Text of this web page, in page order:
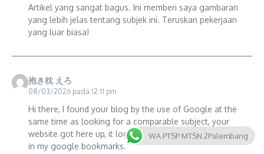
Artikel yang sangat bagus. Ini memberi saya gambaran
yang lebih jelas tentang subjek ini. Teruskan pekerjaan
yang luar biasa!
抱き枕 えろ
08/03/2026 pada 12:11 pm
Hi there, I found your blog by the use of Google at the
same time as looking for a comparable subject, your
website got here up, it looks good. I have bookmarked it
in my google bookmarks.
WA PTSP MTSN 2Palembang